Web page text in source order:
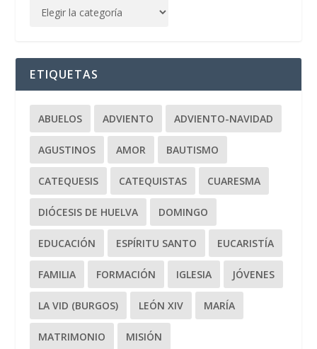
ETIQUETAS
ABUELOS ADVIENTO ADVIENTO-NAVIDAD
AGUSTINOS AMOR BAUTISMO
CATEQUESIS CATEQUISTAS CUARESMA
DIÓCESIS DE HUELVA DOMINGO
EDUCACIÓN ESPÍRITU SANTO EUCARISTÍA
FAMILIA FORMACIÓN IGLESIA JÓVENES
LA VID (BURGOS) LEÓN XIV MARÍA
MATRIMONIO MISIÓN